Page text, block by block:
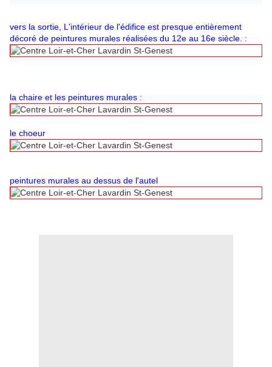
vers la sortie, L'intérieur de l'édifice est presque entièrement
décoré de peintures murales réalisées du 12e au 16e siècle. :
la chaire et les peintures murales :
le choeur
peintures murales au dessus de l'autel